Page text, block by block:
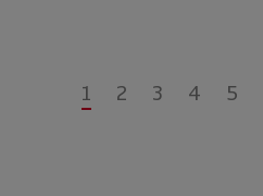
1 2 3 4 5